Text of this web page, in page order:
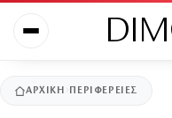
ΑΡΧΙΚΉ ΠΕΡΙΦΕΡΕΙΕΣ